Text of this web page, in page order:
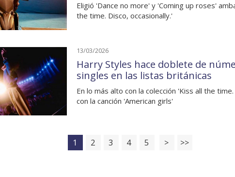
Eligió 'Dance no more' y 'Coming up roses'
the time. Disco, occasionally.'
13/03/2026
Harry Styles hace doblete de
singles en las listas británicas
En lo más alto con la colección 'Kiss all the
con la canción 'American girls'
1 2 3 4 5 > >>